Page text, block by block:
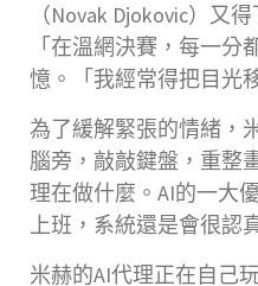
（Novak Djokovic）又
「在溫網決賽，每一分
憶。「我經常得把目光
為了緩解緊張的情緒，
腦旁，敲敲鍵盤，重整
理在做什麼。AI的一大
上班，系統還是會很認
米赫的AI代理正在自己